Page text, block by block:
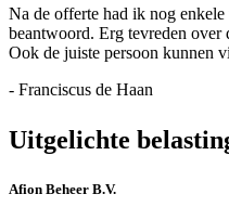
Na de offerte had ik nog
beantwoord. Erg tevreden
Ook de juiste persoon kunnen
- Franciscus de Haan
Uitgelichte
Afion Beheer B.V.